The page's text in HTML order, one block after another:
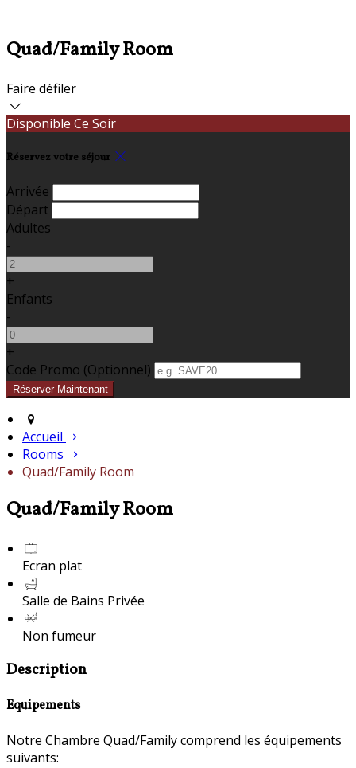
Quad/Family Room
Faire défiler
Disponible Ce Soir
Réservez votre séjour
Arrivée
Départ
Adultes
-
+
Enfants
-
+
Code Promo (Optionnel)
Accueil
Rooms
Quad/Family Room
Quad/Family Room
Ecran plat
Salle de Bains Privée
Non fumeur
Description
Equipements
Notre Chambre Quad/Family comprend les équipements
suivants: